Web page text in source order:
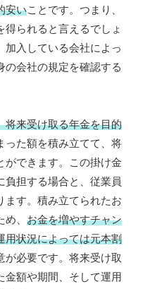
安いことです。つまり、
られると言えるでしょ
加入している会社によっ
の会社の規定を確認する
将来受け取る年金を目的
った額を積み立てて、将
ができます。この掛け金
負担する場合と、従業員
ます。積み立てられたお
、 お金を増やすチャン
用状況によっては元本割
が必要です。将来受け取
金額や期間、そして運用